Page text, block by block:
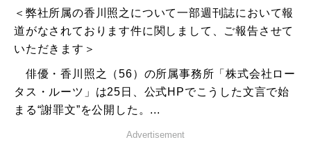
＜弊社所属の香川照之について一部週刊誌において報
道がなされております件に関しまして、ご報告させて
いただきます＞
俳優・香川照之（56）の所属事務所「株式会社ロー
タス・ルーツ」は25日、公式HPでこうした文言で始
まる“謝罪文”を公開した。...
Advertisement